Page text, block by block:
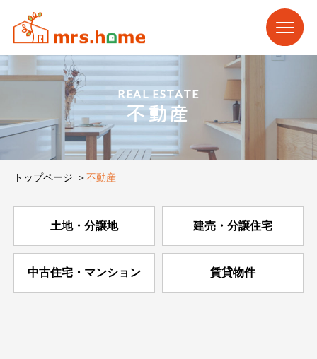
REAL ESTATE
不動産
トップページ 不動産
土地・分譲地 建売・分譲住宅
中古住宅・マンション 賃貸物件